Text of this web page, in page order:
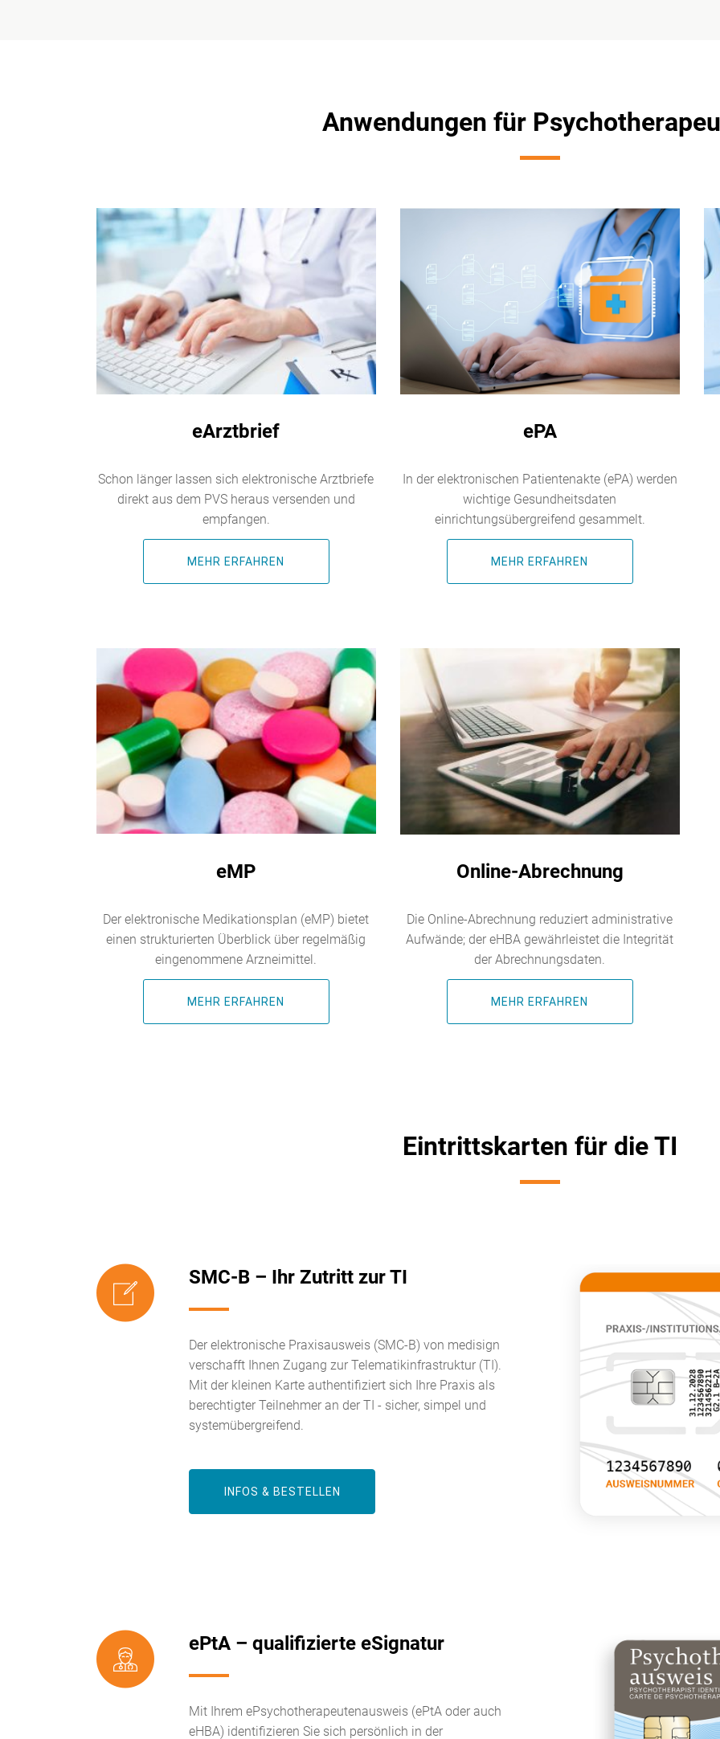
Anwendungen für
eArztbrief
Schon länger lassen sich elektronische Arztbriefe
direkt aus dem PVS heraus versenden und
empfangen.
MEHR ERFAHREN
ePA
In der elektronischen Patientenakte (ePA) werden
wichtige Gesundheitsdaten
einrichtungsübergreifend gesammelt.
MEHR ERFAHREN
eMP
Der elektronische Medikationsplan (eMP) bietet
einen strukturierten Überblick über regelmäßig
eingenommene Arzneimittel.
MEHR ERFAHREN
Online-Abrechnung
Die Online-Abrechnung reduziert administrative
Aufwände; der eHBA gewährleistet die Integrität
der Abrechnungsdaten.
MEHR ERFAHREN
Eintrittskarten für die TI
SMC-B – Ihr Zutritt zur TI
Der elektronische Praxisausweis (SMC-B) von medisign
verschafft Ihnen Zugang zur Telematikinfrastruktur (TI).
Mit der kleinen Karte authentifiziert sich Ihre Praxis als
berechtigter Teilnehmer an der TI - sicher, simpel und
systemübergreifend.
INFOS & BESTELLEN
ePtA – qualifizierte eSignatur
Mit Ihrem ePsychotherapeutenausweis (ePtA oder auch
eHBA) identifizieren Sie sich persönlich in der